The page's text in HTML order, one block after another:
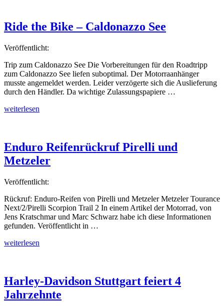
Ride the Bike – Caldonazzo See
Veröffentlicht:
Trip zum Caldonazzo See Die Vorbereitungen für den Roadtripp
zum Caldonazzo See liefen suboptimal. Der Motorraanhänger
musste angemeldet werden. Leider verzögerte sich die Auslieferung
durch den Händler. Da wichtige Zulassungspapiere …
„Ride
Caldonazzo
See“
weiterlesen
Enduro Reifenrückruf Pirelli und
Metzeler
Veröffentlicht:
Rückruf: Enduro-Reifen von Pirelli und Metzeler Metzeler Tourance
Next/2/Pirelli Scorpion Trail 2 In einem Artikel der Motorrad, von
Jens Kratschmar und Marc Schwarz habe ich diese Informationen
gefunden. Veröffentlicht in …
„Enduro
Metzeler“
weiterlesen
Harley-Davidson Stuttgart feiert 4
Jahrzehnte